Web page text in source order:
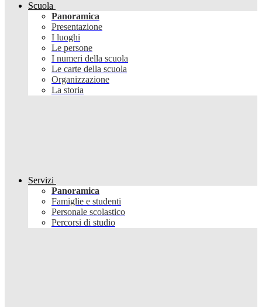
Scuola
Panoramica
Presentazione
I luoghi
Le persone
I numeri della scuola
Le carte della scuola
Organizzazione
La storia
Servizi
Panoramica
Famiglie e studenti
Personale scolastico
Percorsi di studio